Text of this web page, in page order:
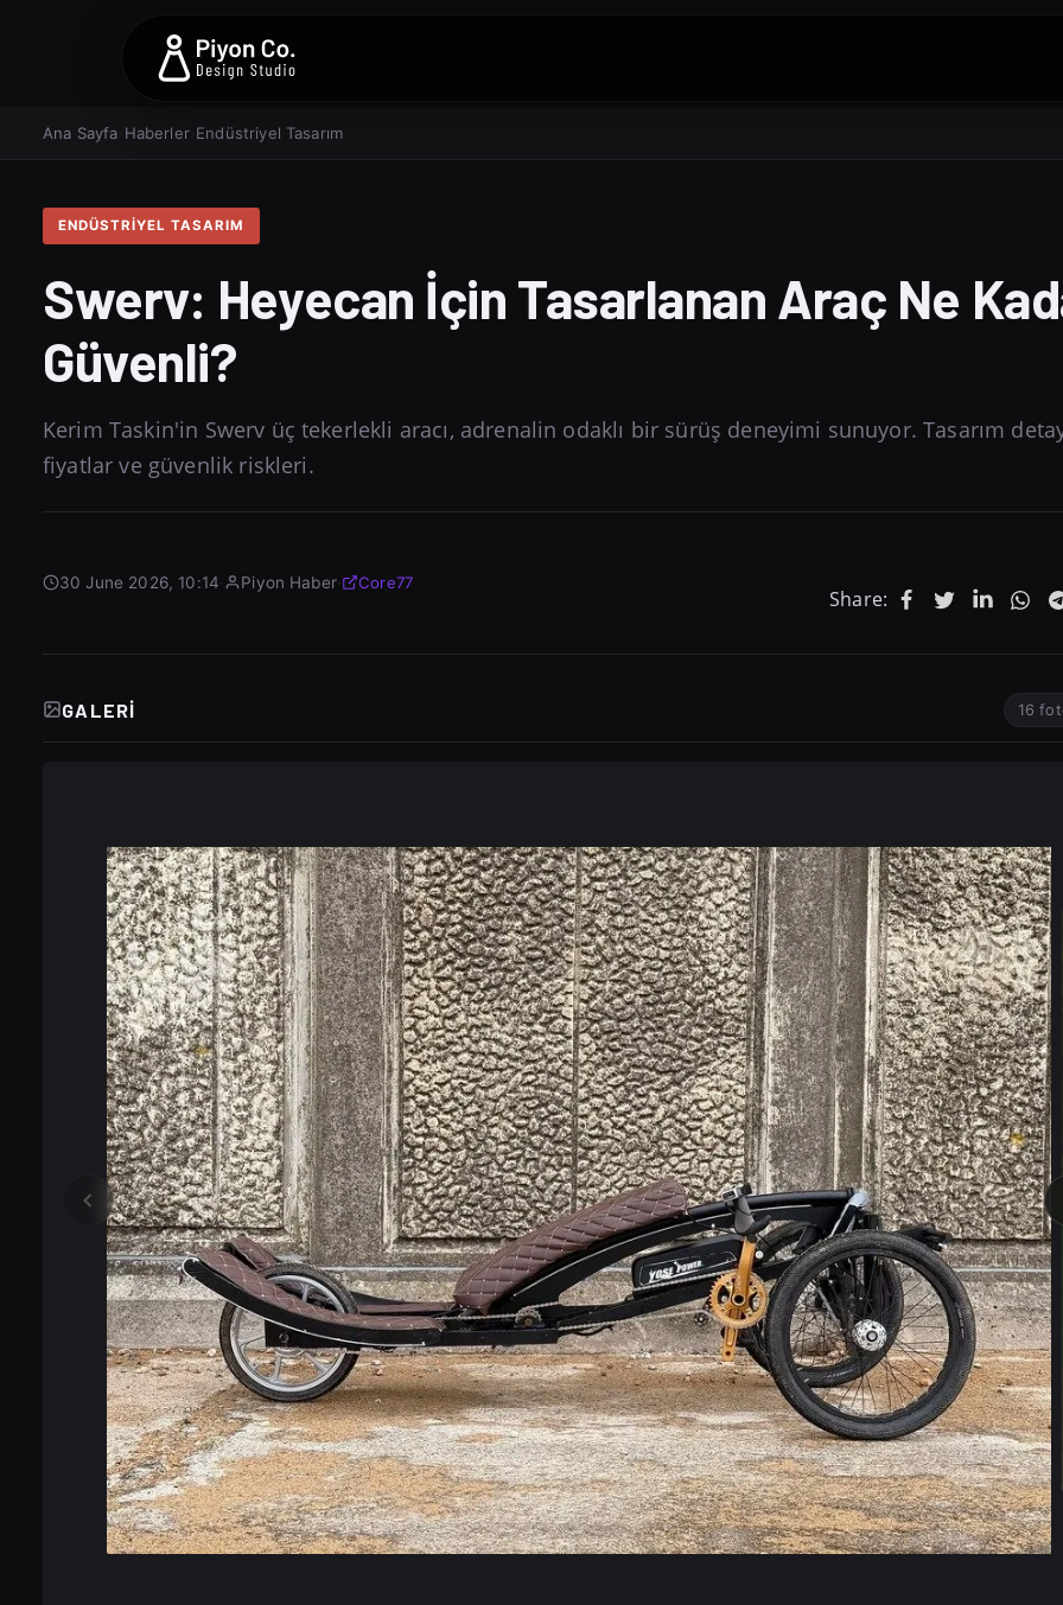
Ana Sayfa Haberler› Endüstriyel Tasarım
ENDÜSTRIYEL TASARIM
Swerv: Heyecan İçin Tasarlanan Araç Ne
Güvenli?
Kerim Taskin'in Swerv üç tekerlekli aracı, adrenalin odaklı bir sürüş deneyimi sunuyor. Tasarım
fiyatlar ve güvenlik riskleri.
30 June 2026, 10:14 Piyon Haber· Core77
Share:
GALERI 16